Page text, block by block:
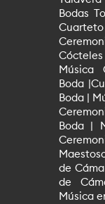
Bodas
Música
Boda
Boda |
Boda |
de
de
Música